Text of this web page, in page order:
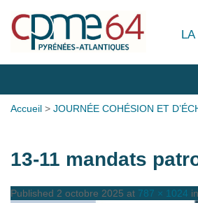
Accueil > JOURNÉE COHÉSION ET
13-11 mandats
Published 2 octobre 2025 at 787 × 1024 in